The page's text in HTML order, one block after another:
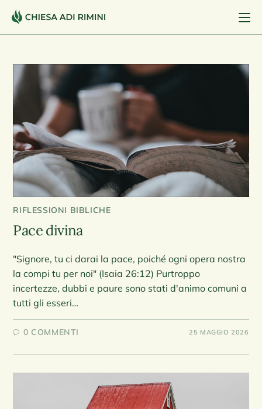
RIFLESSIONI BIBLICHE
Pace divina
"Signore, tu ci darai la pace, poiché ogni opera nostra
la compi tu per noi" (Isaia 26:12) Purtroppo
incertezze, dubbi e paure sono stati d'animo comuni a
tutti gli esseri…
0 COMMENTI 25 MAGGIO 2026